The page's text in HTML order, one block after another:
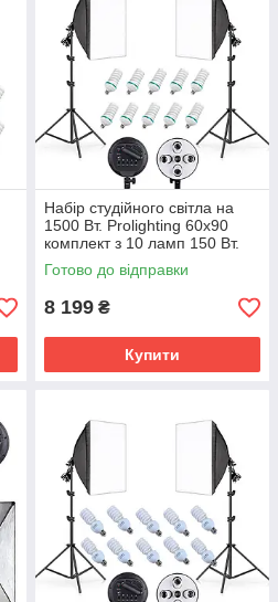
Набір студійного світла на
1500 Вт. Prolighting 60x90
комплект з 10 ламп 150 Вт.
Готово до відправки
8 199 ₴
Купити